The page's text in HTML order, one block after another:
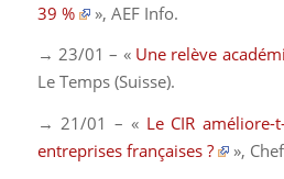
39 %
»,AEF Info.
→ 23/01 – « Une relève
Le Temps (Suisse).
→ 21/01 – « Le CIR
entreprises françaises ?
»,